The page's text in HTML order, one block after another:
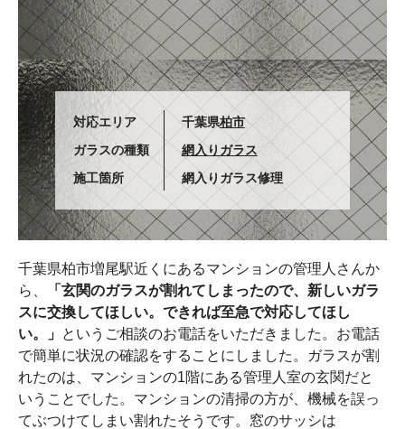
対応エリア 千葉県柏市
ガラスの種類
網入りガラス
施工箇所
網入りガラス修理
千葉県柏市増尾駅近くにあるマンションの管理人さんか
ら、
「玄関のガラスが割れてしまったので、新しいガラ
スに交換してほしい。できれば至急で対応してほし
い。」 というご相談のお電話をいただきました。お電話
で簡単に状況の確認をすることにしました。ガラスが割
れたのは、マンションの1階にある管理人室の玄関だと
いうことでした。マンションの清掃の方が、機械を誤っ
てぶつけてしまい割れたそうです。窓のサッシは